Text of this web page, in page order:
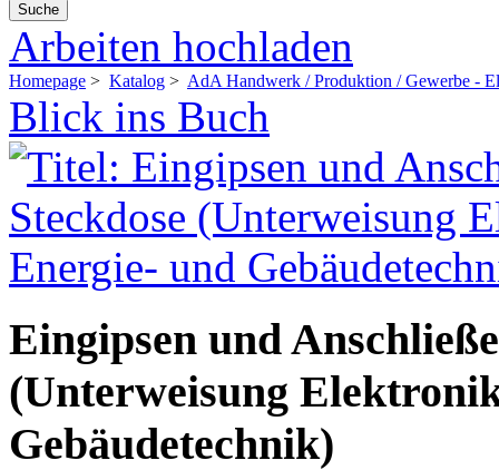
Suche
Arbeiten hochladen
Homepage > Katalog > AdA Handwerk / Produktion / Gewerbe -
Blick ins Buch
Eingipsen und
(Unterweisung
Gebäudetechnik)